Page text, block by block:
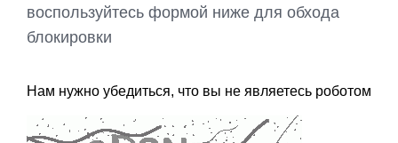
воспользуйтесь формой ниже для обхода
блокировки
Нам нужно убедиться, что вы не являетесь роботом